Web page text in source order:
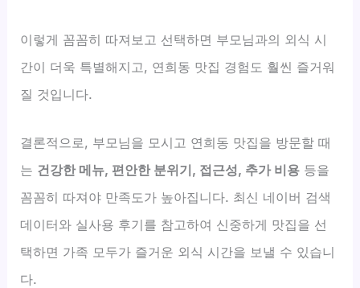
이렇게 꼼꼼히 따져보고 선택하면 부모님과의 외식 시
간이 더욱 특별해지고, 연희동 맛집 경험도 훨씬 즐거워
질 것입니다.
결론적으로, 부모님을 모시고 연희동 맛집을 방문할 때
는 건강한 메뉴, 편안한 분위기, 접근성, 추가 비용 등을
꼼꼼히 따져야 만족도가 높아집니다. 최신 네이버 검색
데이터와 실사용 후기를 참고하여 신중하게 맛집을 선
택하면 가족 모두가 즐거운 외식 시간을 보낼 수 있습니
다.